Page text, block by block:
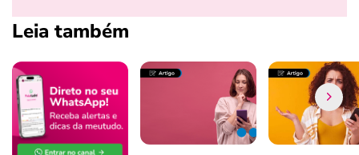
Leia também